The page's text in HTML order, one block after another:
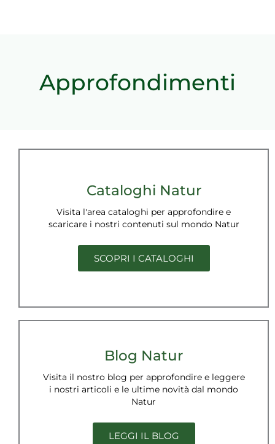
Approfondimenti
Cataloghi Natur
Visita l'area cataloghi per approfondire e
scaricare i nostri contenuti sul mondo Natur
SCOPRI I CATALOGHI
CATALOGHI
Blog Natur
Visita il nostro blog per approfondire e leggere
i nostri articoli e le ultime novità dal mondo
Natur
LEGGI IL BLOG